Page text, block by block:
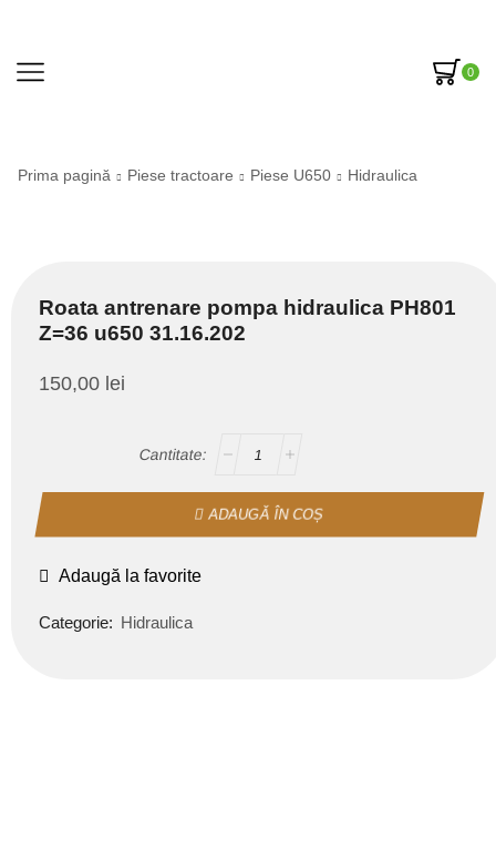
0
Prima pagină Piese tractoare Piese U650 Hidraulica
Roata antrenare pompa hidraulica PH801
Z=36 u650 31.16.202
150,00 lei
ADAUGĂ ÎN COȘ
Adaugă la favorite
Categorie: Hidraulica